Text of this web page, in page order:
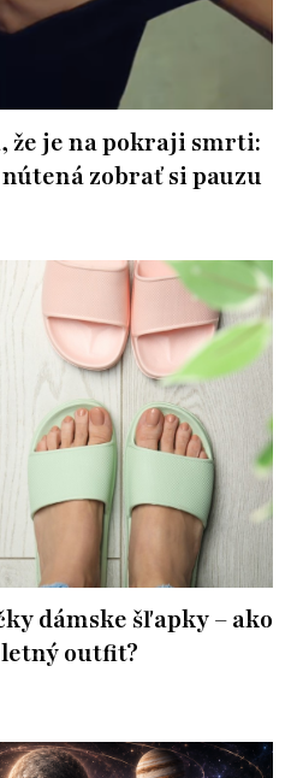
že je na pokraji smrti:
zobrať si pauzu
dámske šľapky – ako
outfit?